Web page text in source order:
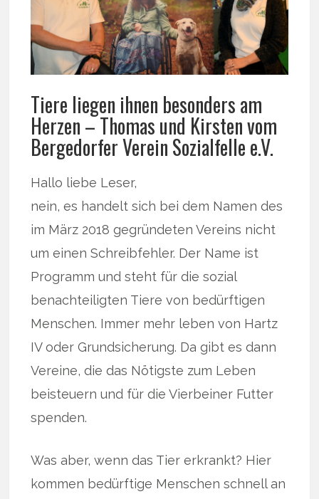
Tiere liegen ihnen besonders am
Herzen – Thomas und Kirsten vom
Bergedorfer Verein Sozialfelle e.V.
Hallo liebe Leser,
nein, es handelt sich bei dem Namen des
im März 2018 gegründeten Vereins nicht
um einen Schreibfehler. Der Name ist
Programm und steht für die sozial
benachteiligten Tiere von bedürftigen
Menschen. Immer mehr leben von Hartz
IV oder Grundsicherung. Da gibt es dann
Vereine, die das Nötigste zum Leben
beisteuern und für die Vierbeiner Futter
spenden.
Was aber, wenn das Tier erkrankt? Hier
kommen bedürftige Menschen schnell an